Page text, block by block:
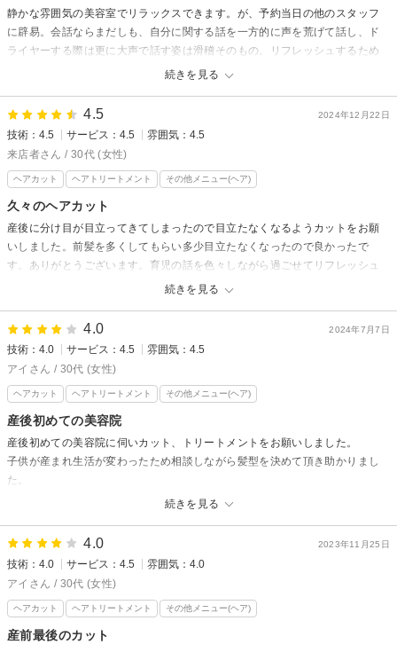
続きを見る
静かな雰囲気の美容室でリラックスできます。が、予約当日の他のスタッフ
に辟易。会話ならまだしも、自分に関する話を一方的に声を荒げて話し、ド
ライヤーする際は更に大声で話す姿は滑稽そのもの。リフレッシュするため
の場所なのに、聞きたくもない他者の話しを聞かされるなんて…そう思うの
担当のスタッフにはとても良くしていただきました。
LAMER OF eilesetからの返信
スタッフの声が大きく不快に思われたようで大変申し訳ありませんでし
た。今後はこのような事が無いように、周囲に配慮した適切な会話のボリ
ュームと内容を心がけるようスタッフ一同気を付けたいと思います。貴重
なご意見ありがとうございました。
2024年12月22日
4.5
技術：4.5 サービス：4.5
雰囲気：4.5
来店者さん / 30代 (女性)
ヘアカット ヘアトリートメント その他メニュー(ヘア)
久々のヘアカット
続きを見る
産後に分け目が目立ってきてしまったので目立たなくなるようカットをお願
いしました。前髪を多くしてもらい多少目立たなくなったので良かったで
す。ありがとうございます。育児の話を色々しながら過ごせてリフレッシュ
になりました。またぜひお願いしたいです。
LAMER OF eilesetからの返信
いつもご利用ありがとうございます。
産後の抜け毛気になりますよね。少しでも目立たなくなったようで良かっ
たです。忙しく中々美容室に来られないと思いますが。またリフレッシュ
しに来てください。
2024年7月7日
4.0
技術：4.0 サービス：4.5
雰囲気：4.5
アイさん / 30代 (女性)
ヘアカット ヘアトリートメント その他メニュー(ヘア)
産後初めての美容院
続きを見る
産後初めての美容院に伺いカット、トリートメントをお願いしました。
子供が産まれ生活が変わったため相談しながら髪型を決めて頂き助かりまし
た。
口コミありがとうございます。
お子さんが生まれたばかりで大変だと思います。少しでもお手入れが楽に
なるようにお手伝いできて嬉しいです。
2023年11月25日
4.0
技術：4.0 サービス：4.5
雰囲気：4.0
アイさん / 30代 (女性)
ヘアカット ヘアトリートメント その他メニュー(ヘア)
産前最後のカット